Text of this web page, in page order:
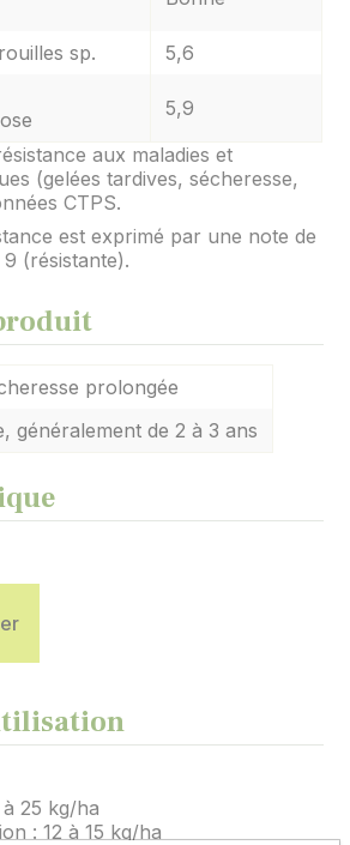
sp.
5,6
5,9
aux maladies et
(gelées tardives, sécheresse,
CTPS.
est exprimé par une note de
(résistante).
prolongée
généralement de 2 à 3 ans
25 kg/ha
: 12 à 15 kg/ha